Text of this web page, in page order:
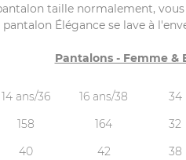
taille normalement,
Élégance se lave à
Pantalons - Femme &
14 ans/36 16 ans/38 34
158 164 32
40 42 38